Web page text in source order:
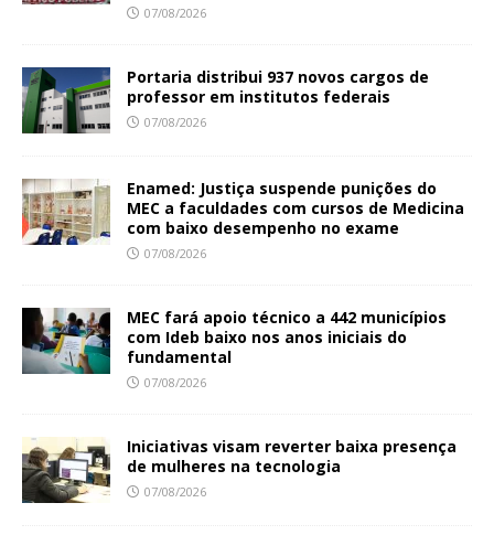
07/08/2026
Portaria distribui 937 novos cargos de
professor em institutos federais
07/08/2026
Enamed: Justiça suspende punições do
MEC a faculdades com cursos de Medicina
com baixo desempenho no exame
07/08/2026
MEC fará apoio técnico a 442 municípios
com Ideb baixo nos anos iniciais do
fundamental
07/08/2026
Iniciativas visam reverter baixa presença
de mulheres na tecnologia
07/08/2026